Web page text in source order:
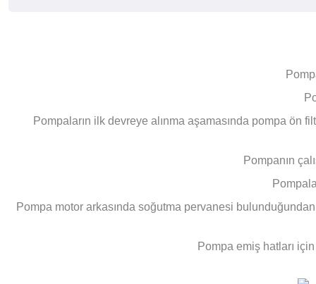
Pompaların ilk devreye alınma aşamasında pompa ön
Pompanın
Pompa motor arkasında soğutma pervanesi
Pompa emiş hatları